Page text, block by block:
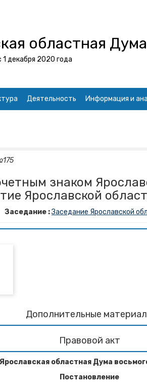
областная Дума
декабря 2020 года
Деятельность Информация и
знаком
Ярославской
Заседание :Заседание Ярославской
Дополнительные
Правовой акт
Ярославская областная Дума
Постановление